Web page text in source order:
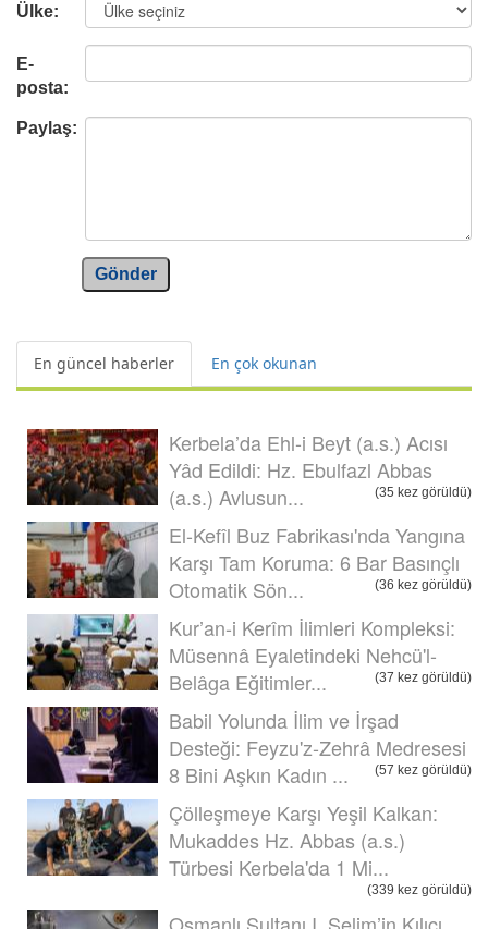
Ülke:
E-
posta:
Paylaş:
Gönder
En güncel haberler En çok okunan
Kerbela’da Ehl-i Beyt (a.s.) Acısı
Yâd Edildi: Hz. Ebulfazl Abbas
(a.s.) Avlusun...
(35 kez görüldü)
El-Kefîl Buz Fabrikası'nda Yangına
Karşı Tam Koruma: 6 Bar Basınçlı
Otomatik Sön...
(36 kez görüldü)
Kur’an-i Kerîm İlimleri Kompleksi:
Müsennâ Eyaletindeki Nehcü'l-
Belâga Eğitimler...
(37 kez görüldü)
Babil Yolunda İlim ve İrşad
Desteği: Feyzu'z-Zehrâ Medresesi
8 Bini Aşkın Kadın ...
(57 kez görüldü)
Çölleşmeye Karşı Yeşil Kalkan:
Mukaddes Hz. Abbas (a.s.)
Türbesi Kerbela'da 1 Mi...
(339 kez görüldü)
Osmanlı Sultanı I. Selim’in Kılıcı